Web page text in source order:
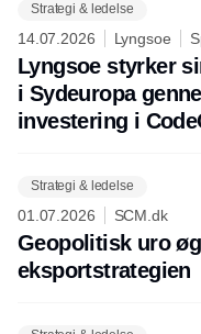
Strategi & ledelse
14.07.2026 Lyngsoe
Lyngsoe styrker
i Sydeuropa
investering i
Strategi & ledelse
01.07.2026 SCM.dk
Geopolitisk uro
eksportstrategien